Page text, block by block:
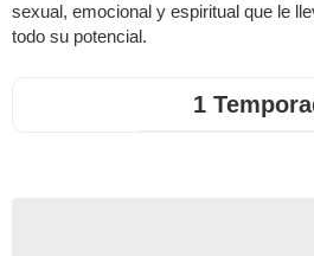
sexual, emocional y espiritual que le
todo su potencial.
1